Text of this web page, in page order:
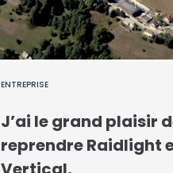
ENTREPRISE
J’ai le grand plaisir
reprendre Raidlight